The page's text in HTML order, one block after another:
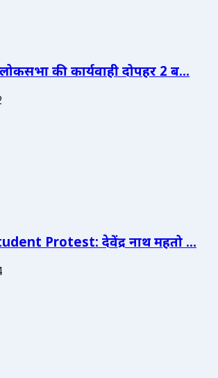
की कार्यवाही दोपहर 2 ब...
Protest: देवेंद्र नाथ महतो ...